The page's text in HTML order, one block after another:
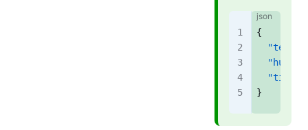
{
  "temp"
  "humi"
  "time"
}